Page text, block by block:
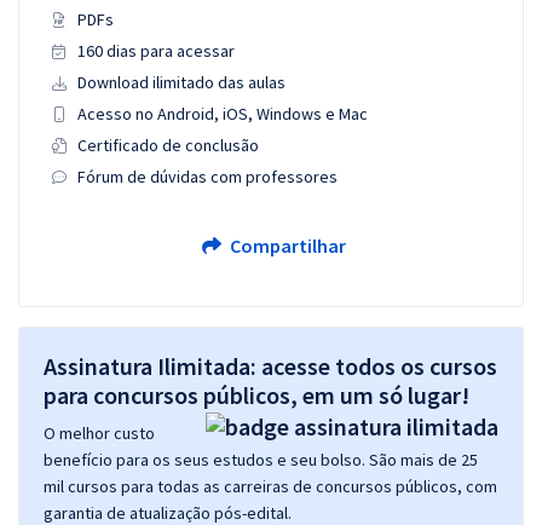
PDFs
160 dias para acessar
Download ilimitado das aulas
Acesso no Android, iOS, Windows e Mac
Certificado de conclusão
Fórum de dúvidas com professores
Compartilhar
Assinatura Ilimitada: acesse todos os cursos
para concursos públicos, em um só lugar!
O melhor custo
benefício para os seus estudos e seu bolso. São mais de 25
mil cursos para todas as carreiras de concursos públicos, com
garantia de atualização pós-edital.